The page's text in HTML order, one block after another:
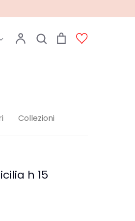
AccountCerca
Cerca CarrelloAccount
Collezioni
h 15